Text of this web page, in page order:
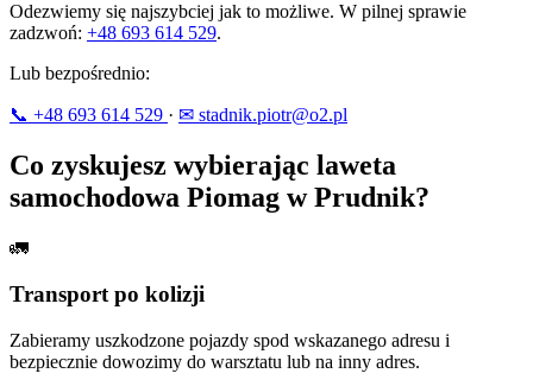
Odezwiemy się najszybciej jak to możliwe. W pilnej sprawie
zadzwoń: +48 693 614 529.
Lub bezpośrednio:
📞 +48 693 614 529 · ✉ stadnik.piotr@o2.pl
Co zyskujesz wybierając laweta
samochodowa Piomag w Prudnik?
🚛
Transport po kolizji
Zabieramy uszkodzone pojazdy spod wskazanego adresu i
bezpiecznie dowozimy do warsztatu lub na inny adres.